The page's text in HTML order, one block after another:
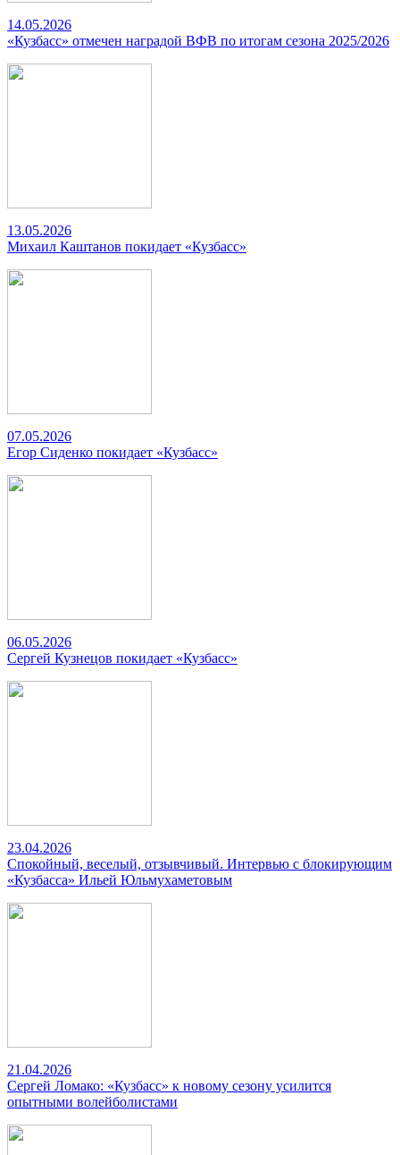
14.05.2026
«Кузбасс» отмечен наградой ВФВ по итогам сезона 2025/2026
13.05.2026
Михаил Каштанов покидает «Кузбасс»
07.05.2026
Егор Сиденко покидает «Кузбасс»
06.05.2026
Сергей Кузнецов покидает «Кузбасс»
23.04.2026
Спокойный, веселый, отзывчивый. Интервью с блокирующим
«Кузбасса» Ильей Юльмухаметовым
21.04.2026
Сергей Ломако: «Кузбасс» к новому сезону усилится
опытными волейболистами